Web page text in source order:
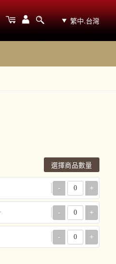
繁中.台灣
選擇商品數量
- +
- +
- +